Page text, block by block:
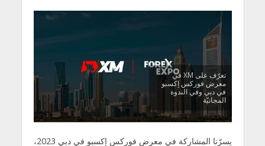
تعرّف على XM في
معرض فوركس إكسبو
في دبي وفي الندوة
المجانيّة
يسرّنا المشاركة في معرض فوركس إكسبو في دبي 2023،